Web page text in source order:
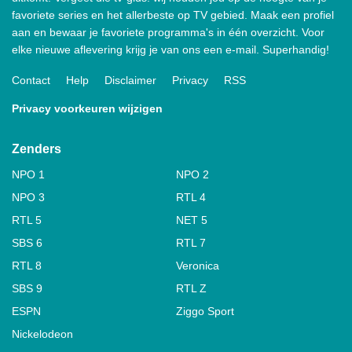
favoriete series en het allerbeste op TV gebied. Maak een profiel
aan en bewaar je favoriete programma's in één overzicht. Voor
elke nieuwe aflevering krijg je van ons een e-mail. Superhandig!
Contact Help Disclaimer Privacy RSS
Privacy voorkeuren wijzigen
Zenders
NPO 1
NPO 2
NPO 3
RTL 4
RTL 5
NET 5
SBS 6
RTL 7
RTL 8
Veronica
SBS 9
RTL Z
ESPN
Ziggo Sport
Nickelodeon